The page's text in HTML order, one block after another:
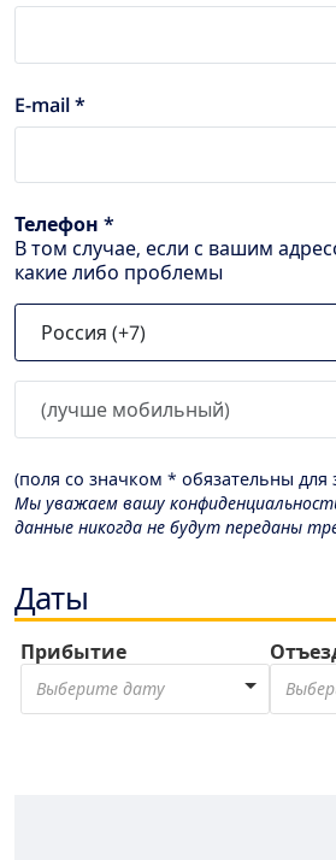
E-mail *
Телефон *
В том случае, если с вашим
какие либо проблемы
(поля со значком * обязательны для
Мы уважаем вашу
данные никогда не будут переданы
Даты
Прибытие
Выберите дату